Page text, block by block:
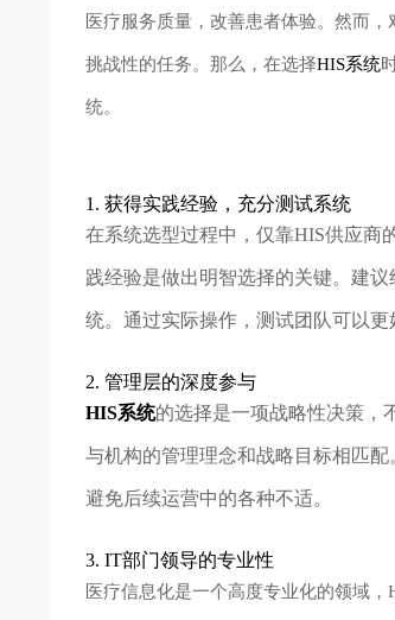
医疗服务质量，改善患者体验。然而
挑战性的任务。那么，在选择HIS系统
统。
1. 获得实践经验，充分测试系统
在系统选型过程中，仅靠HIS供应商
践经验是做出明智选择的关键。建
统。通过实际操作，测试团队可以
2. 管理层的深度参与
HIS系统的选择是一项战略性决策，
与机构的管理理念和战略目标相匹
避免后续运营中的各种不适。
3. IT部门领导的专业性
医疗信息化是一个高度专业化的领域